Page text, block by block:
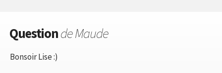
Questionde Maude
Bonsoir Lise :)